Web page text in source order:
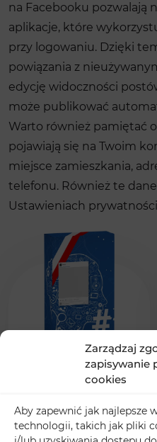
Zarządzaj
zapisywanie
cookies
Aby zapewnić jak najlepsze
technologii, takich jak pliki
na Facebooku pozwalają
aplikacje, które
przy logowaniu. Dzięki
powiązania z
edycję widoczności
może publikować
Warto również pamiętać
pojawiają się na Twoim
miejsce zamieszkania,
telefonu. Również te
Ustawieniach
Facebook z polski